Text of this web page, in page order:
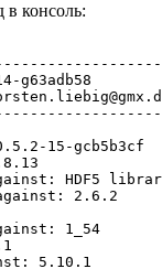
консоль:
g63adb58
15-gcb5b3cf
HDF5
2.6.2
1_54
5.10.1